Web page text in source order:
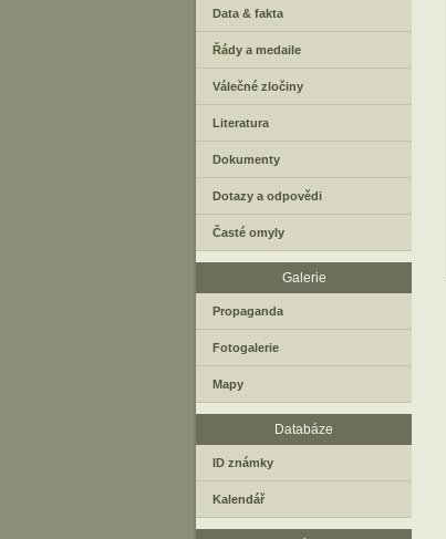
Data & fakta
Řády a medaile
Válečné zločiny
Literatura
Dokumenty
Dotazy a odpovědi
Časté omyly
Galerie
Propaganda
Fotogalerie
Mapy
Databáze
ID známky
Kalendář